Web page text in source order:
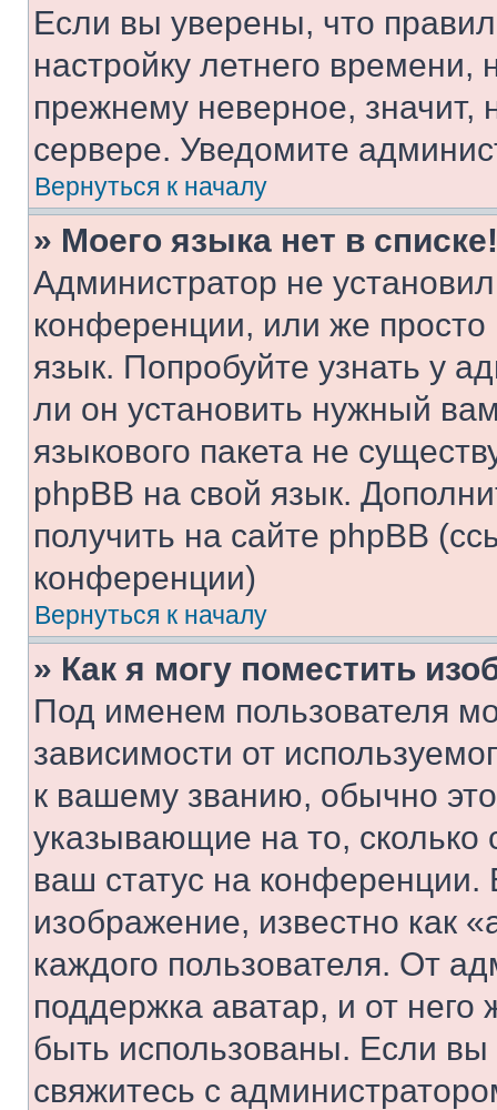
Если вы уверены, что
настройку летнего
прежнему неверное, значит,
сервере. Уведомите
Вернуться к началу
» Моего языка нет в списке!
Администратор не
конференции, или же
язык. Попробуйте узнать у
ли он установить нужный
языкового пакета не
phpBB на свой язык.
получить на сайте phpBB
конференции)
Вернуться к началу
» Как я могу поместить
Под именем пользователя
зависимости от
к вашему званию, обычно это
указывающие на то,
ваш статус на
изображение, известно как
каждого пользователя. От
поддержка аватар, и от него
быть использованы. Если
свяжитесь с